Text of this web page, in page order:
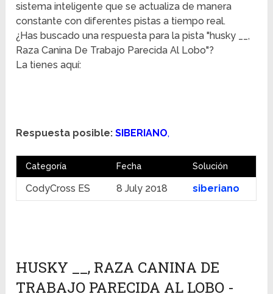
sistema inteligente que se actualiza de manera
constante con diferentes pistas a tiempo real.
¿Has buscado una respuesta para la pista "husky __,
Raza Canina De Trabajo Parecida Al Lobo"?
La tienes aquí:
Respuesta posible: SIBERIANO,
Categoría Fecha Solución
CodyCross ES 8 July 2018 siberiano
HUSKY __, RAZA CANINA DE
TRABAJO PARECIDA AL LOBO -